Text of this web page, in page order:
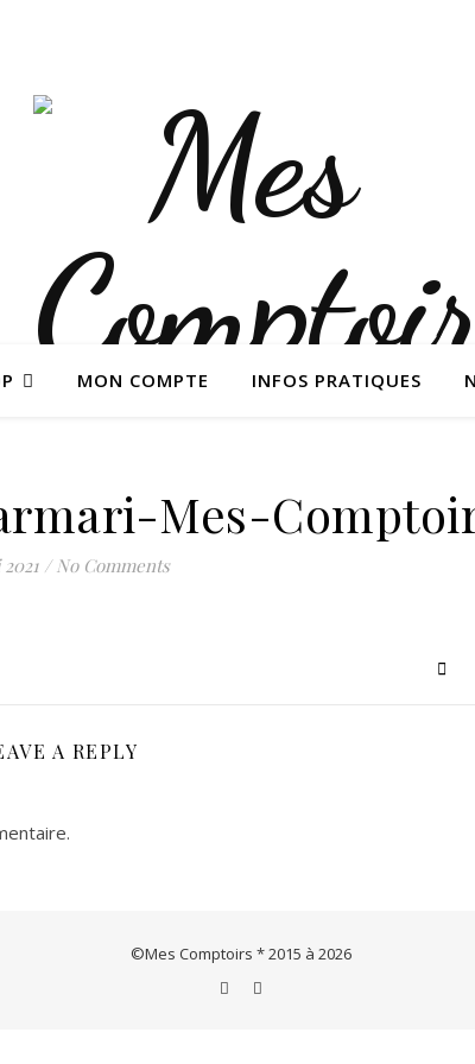
MON COMPTE INFOS PRATIQUES
Mes-
/ No Comments
A REPLY
©Mes Comptoirs * 2015 à 2026